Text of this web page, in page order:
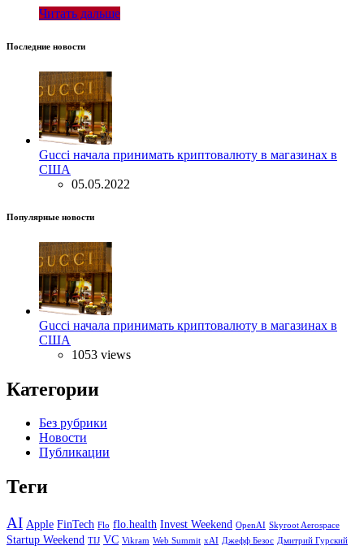
Читать дальше
Последние новости
Gucci начала принимать криптовалюту в магазинах в
США
05.05.2022
Популярные новости
Gucci начала принимать криптовалюту в магазинах в
США
1053 views
Категории
Без рубрики
Новости
Публикации
Теги
AI Apple FinTech Flo flo.health Invest Weekend OpenAI Skyroot Aerospace
Startup Weekend TIJ VC Vikram Web Summit xAI Джефф Безос Дмитрий Гурский